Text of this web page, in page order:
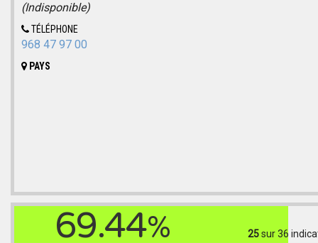
(Indisponible)
TÉLÉPHONE
968 47 97 00
PAYS
69.44% 25sur 36